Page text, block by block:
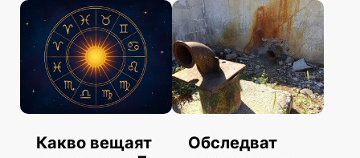
Какво вещаят
Обследват